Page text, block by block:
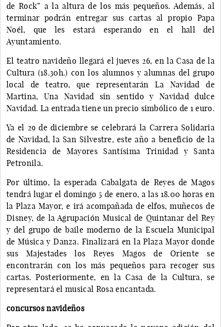
de Rock” a la altura de los más pequeños. Además, al
terminar podrán entregar sus cartas al propio Papa
Noél, que les estará esperando en el hall del
Ayuntamiento.
El teatro navideño llegará el jueves 26, en la Casa de la
Cultura (18.30h.) con los alumnos y alumnas del grupo
local de teatro, que representarán La Navidad de
Martina, Una Navidad sin sentido y Navidad dulce
Navidad. La entrada tiene un precio simbólico de 1 euro.
Ya el 29 de diciembre se celebrará la Carrera Solidaria
de Navidad, la San Silvestre, este año a beneficio de la
Residencia de Mayores Santísima Trinidad y Santa
Petronila.
Por último, la esperada Cabalgata de Reyes de Magos
tendrá lugar el domingo 5 de enero, a las 18.00 horas en
la Plaza Mayor, e irá acompañada de elfos, muñecos de
Disney, de la Agrupación Musical de Quintanar del Rey
y del grupo de baile moderno de la Escuela Municipal
de Música y Danza. Finalizará en la Plaza Mayor donde
sus Majestades los Reyes Magos de Oriente se
encontrarán con los más pequeños para recoger sus
cartas. Posteriormente, en la Casa de la Cultura, se
representará el musical Rosa encantada.
concursos navideños